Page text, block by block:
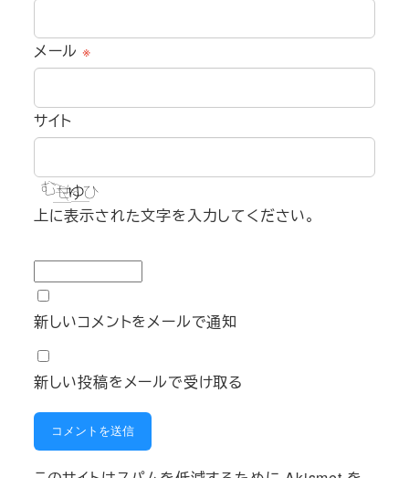
メール ※
サイト
上に表示された文字を入力してください。
新しいコメントをメールで通知
新しい投稿をメールで受け取る